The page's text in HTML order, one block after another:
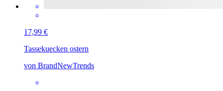
17,99 €
Tassekuecken ostern
von BrandNewTrends